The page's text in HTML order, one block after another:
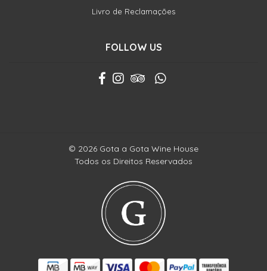
Livro de Reclamações
FOLLOW US
© 2026 Gota a Gota Wine House
Todos os Direitos Reservados